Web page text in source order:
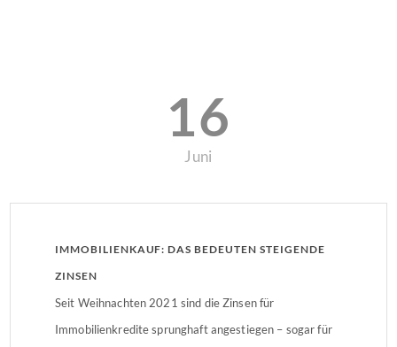
16
Juni
IMMOBILIENKAUF: DAS BEDEUTEN STEIGENDE
ZINSEN
Seit Weihnachten 2021 sind die Zinsen für
Immobilienkredite sprunghaft angestiegen – sogar für